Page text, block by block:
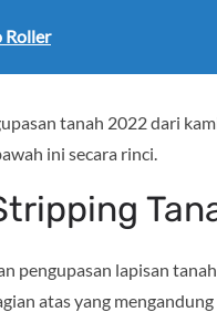
Roller
tanah 2022 dari
ini secara rinci.
pengupasan lapisan
atas yang